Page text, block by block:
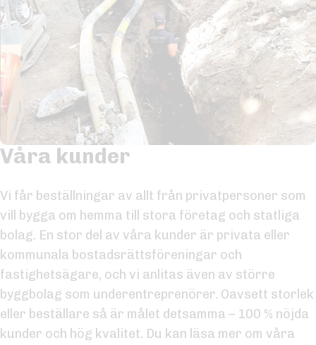
Våra kunder
Vi får beställningar av allt från privatpersoner som
vill bygga om hemma till stora företag och statliga
bolag. En stor del av våra kunder är privata eller
kommunala bostadsrättsföreningar och
fastighetsägare, och vi anlitas även av större
byggbolag som underentreprenörer. Oavsett storlek
eller beställare så är målet detsamma – 100 % nöjda
kunder och hög kvalitet. Du kan läsa mer om våra